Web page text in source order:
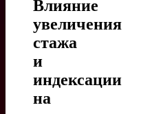
Влияние
увеличения
стажа
и
индексации
на